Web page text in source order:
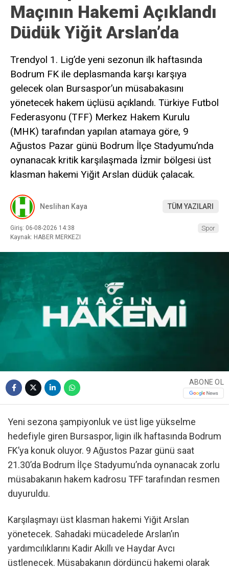
Maçının Hakemi Açıklandı
Düdük Yiğit Arslan’da
Trendyol 1. Lig’de yeni sezonun ilk haftasında
Bodrum FK ile deplasmanda karşı karşıya
gelecek olan Bursaspor’un müsabakasını
yönetecek hakem üçlüsü açıklandı. Türkiye Futbol
Federasyonu (TFF) Merkez Hakem Kurulu
(MHK) tarafından yapılan atamaya göre, 9
Ağustos Pazar günü Bodrum İlçe Stadyumu’nda
oynanacak kritik karşılaşmada İzmir bölgesi üst
klasman hakemi Yiğit Arslan düdük çalacak.
Neslihan Kaya TÜM YAZILARI
Giriş: 06-08-2026 14:38
Kaynak: HABER MERKEZI
Spor
ABONE OL
Yeni sezona şampiyonluk ve üst lige yükselme
hedefiyle giren Bursaspor, ligin ilk haftasında Bodrum
FK’ya konuk oluyor. 9 Ağustos Pazar günü saat
21.30’da Bodrum İlçe Stadyumu’nda oynanacak zorlu
müsabakanın hakem kadrosu TFF tarafından resmen
duyuruldu.
Karşılaşmayı üst klasman hakemi Yiğit Arslan
yönetecek. Sahadaki mücadelede Arslan’ın
yardımcılıklarını Kadir Akıllı ve Haydar Avcı
üstlenecek. Müsabakanın dördüncü hakemi olarak